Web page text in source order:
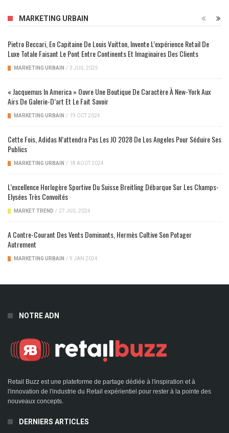
MARKETING URBAIN
Pietro Beccari, En Capitaine De Louis Vuitton, Invente L’expérience Retail De
Luxe Totale Faisant Le Pont Entre Continents Et Imaginaires Des Clients
MARKETING URBAIN / 3 JUIL 2025
« Jacquemus In America » Ouvre Une Boutique De Caractère À New-York Aux
Airs De Galerie-D’art Et Le Fait Savoir
MARKETING URBAIN / 19 OCT 2024
Cette Fois, Adidas N’attendra Pas Les JO 2028 De Los Angeles Pour Séduire Ses
Publics
MARKETING URBAIN / 18 AOÛT 2024
L’excellence Horlogère Sportive Du Suisse Breitling Débarque Sur Les Champs-
Elysées Très Convoités
MARKET TREND / 27 JUIL 2024
A Contre-Courant Des Vents Dominants, Hermès Cultive Son Potager
Autrement
MARKETING URBAIN / 9 JAN 2024
NOTRE ADN
Retail Buzz est une plateforme de partage dédiée à l'inspiration et à
l'innovation de l'industrie du Retail expérientiel pour rester à la pointe des
nouveaux concepts.
DERNIERS ARTICLES